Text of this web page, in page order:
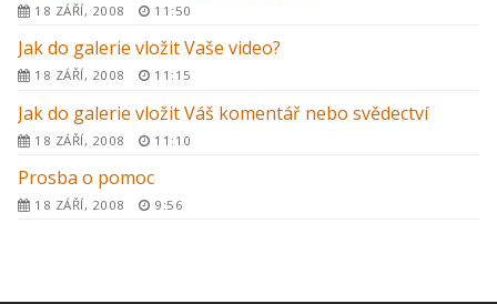
18 ZÁŘÍ, 2008 11:50
Jak do galerie vložit Vaše video?
18 ZÁŘÍ, 2008 11:15
Jak do galerie vložit Váš komentář nebo svědectví
18 ZÁŘÍ, 2008 11:10
Prosba o pomoc
18 ZÁŘÍ, 2008 9:56